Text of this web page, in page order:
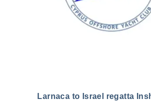
Larnaca to Israel regatta